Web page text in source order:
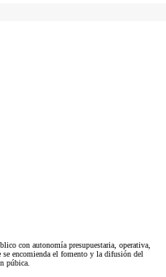
con autonomía presupuestaria, operativa,
encomienda el fomento y la difusión del
púbica.